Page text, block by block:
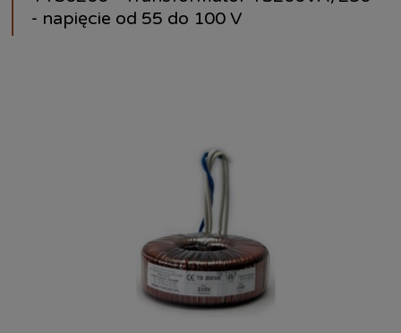
- napięcie od 55 do 100 V